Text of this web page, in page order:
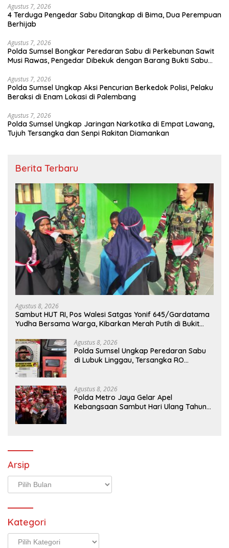
Agustus 7, 2026
4 Terduga Pengedar Sabu Ditangkap di Bima, Dua Perempuan
Berhijab
Agustus 7, 2026
Polda Sumsel Bongkar Peredaran Sabu di Perkebunan Sawit
Musi Rawas, Pengedar Dibekuk dengan Barang Bukti Sabu
Agustus 7, 2026
Polda Sumsel Ungkap Aksi Pencurian Berkedok Polisi, Pelaku
Beraksi di Enam Lokasi di Palembang
Agustus 7, 2026
Polda Sumsel Ungkap Jaringan Narkotika di Empat Lawang,
Tujuh Tersangka dan Senpi Rakitan Diamankan
Berita Terbaru
Agustus 8, 2026
Sambut HUT RI, Pos Walesi Satgas Yonif 645/Gardatama
Yudha Bersama Warga, Kibarkan Merah Putih di Bukit
Agustus 8, 2026
Polda Sumsel Ungkap Peredaran Sabu
di Lubuk Linggau, Tersangka RO
Agustus 8, 2026
Polda Metro Jaya Gelar Apel
Kebangsaan Sambut Hari Ulang Tahun
Arsip
Arsip
Kategori
Kategori